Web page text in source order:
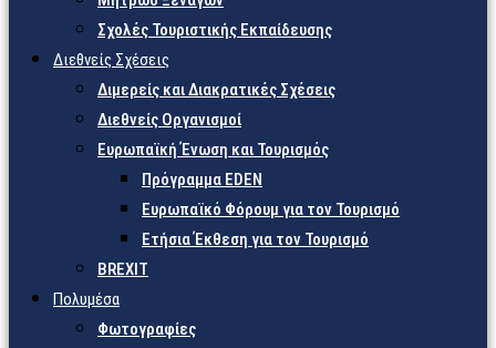
Σχολές Τουριστικής Εκπαίδευσης
Διεθνείς Σχέσεις
Διμερείς και Διακρατικές Σχέσεις
Διεθνείς Οργανισμοί
Ευρωπαϊκή Ένωση και Τουρισμός
Πρόγραμμα EDEN
Ευρωπαϊκό Φόρουμ για τον Τουρισμό
Ετήσια Έκθεση για τον Τουρισμό
BREXIT
Πολυμέσα
Φωτογραφίες